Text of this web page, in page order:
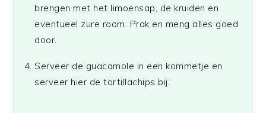
brengen met het limoensap, de kruiden en
eventueel zure room. Prak en meng alles goed
door.
Serveer de guacamole in een kommetje en
serveer hier de tortillachips bij.